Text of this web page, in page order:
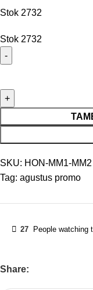
Stok 2732
Stok 2732
SKU: HON-MM1-MM2
Tag: agustus promo
27 People watching
Share: